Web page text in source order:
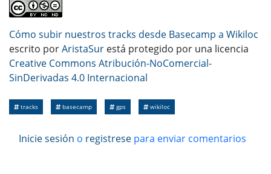
Cómo subir nuestros tracks desde Basecamp a Wikiloc
escrito porAristaSur está protegido por una licencia
Creative Commons Atribución-NoComercial-
SinDerivadas 4.0 Internacional
tracks basecamp gps wikiloc
Inicie sesión o registrese para enviar comentarios